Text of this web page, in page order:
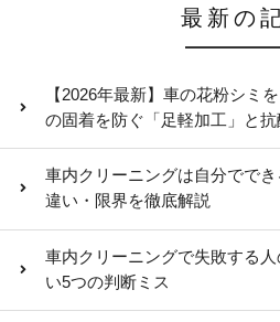
最新の
【2026年最新】車の花粉シミ
の固着を防ぐ「足軽加工」と
車内クリーニングは自分でで
違い・限界を徹底解説
車内クリーニングで失敗する
い5つの判断ミス